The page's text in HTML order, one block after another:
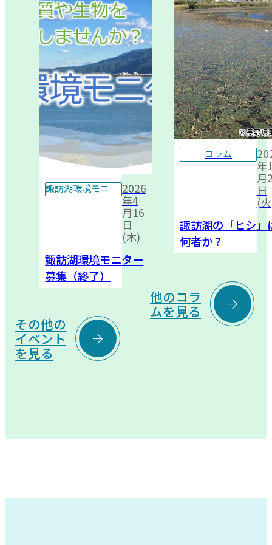
諏訪湖環境モニター 2026
年4
月16
日
(木)
諏訪湖環境モニター
募集（終了）
その他の
イベント
を見る

コラム
年
月
日
(
諏訪湖の「ヒシ」
何者か？
他のコラ
ムを見る
